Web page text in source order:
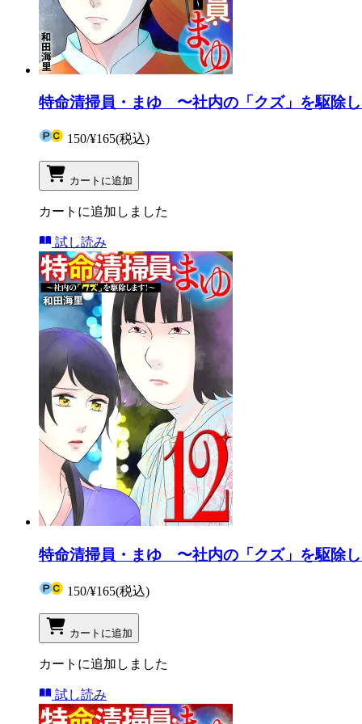
特命清掃員・まゆ 〜社内の「クズ」を駆除
150/¥165(税込)
カートに追加
カートに追加しました
試し読み
特命清掃員・まゆ 〜社内の「クズ」を駆除
150/¥165(税込)
カートに追加
カートに追加しました
試し読み